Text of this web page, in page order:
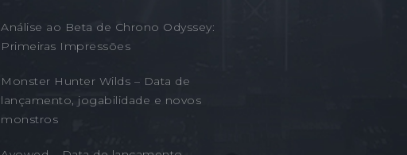
Análise ao Beta de Chrono Odyssey:
Primeiras Impressões
Monster Hunter Wilds – Data de
lançamento, jogabilidade e novos
monstros